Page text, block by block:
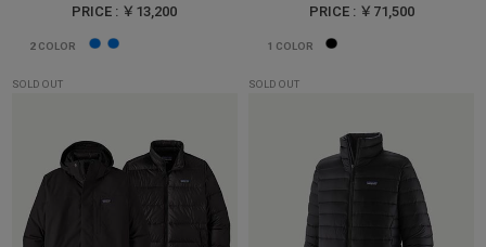
PRICE : ￥13,200
2 COLOR
PRICE : ￥71,500
1 COLOR
SOLD OUT SOLD OUT